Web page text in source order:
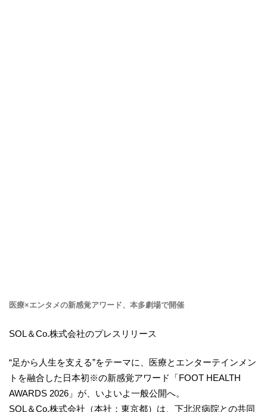
医療×エンタメの新感覚アワード、本多劇場で開催
SOL＆Co.株式会社のプレスリリース
“足から人生を支える”をテーマに、医療とエンターテインメン
トを融合した日本初※の新感覚アワード「FOOT HEALTH
AWARDS 2026」が、いよいよ一般公開へ。
SOL＆Co.株式会社（本社：東京都）は、下北沢病院との共同